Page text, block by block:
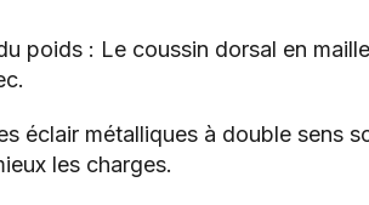
poids : Le coussin dorsal en
éclair métalliques à double sens
les charges.